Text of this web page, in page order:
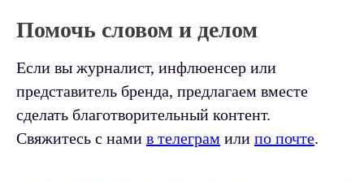
Помочь словом и делом
Если вы журналист, инфлюенсер или
представитель бренда, предлагаем вместе
сделать благотворительный контент.
Свяжитесь с нами в телеграм или по почте.